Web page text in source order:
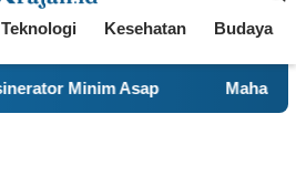
Teknologi Kesehatan Budaya
Mahasiswa KKN 29 UINSA